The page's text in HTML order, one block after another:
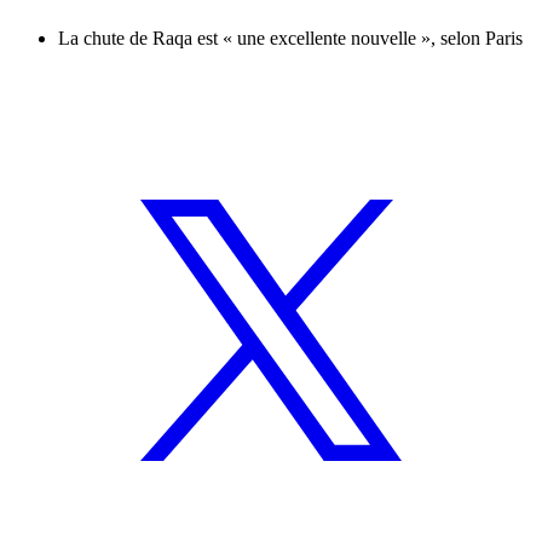
La chute de Raqa est « une excellente nouvelle », selon Paris